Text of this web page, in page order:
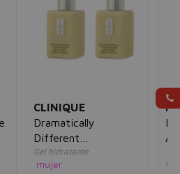
CLINIQUE
Dramatically
Different
Moisturizing Gel 2 x
125ml Mixta/grasa
Gel hidratante
mujer